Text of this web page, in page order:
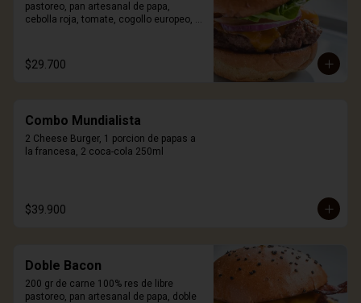
pastoreo, pan artesanal de papa,
cebolla roja, tomate, cogollo europeo,
$29.700
Combo Mundialista
2 Cheese Burger, 1 porcion de papas a
la francesa, 2 coca-cola 250ml
$39.900
Doble Bacon
200 gr de carne 100% res de libre
pastoreo, pan artesanal de papa, doble